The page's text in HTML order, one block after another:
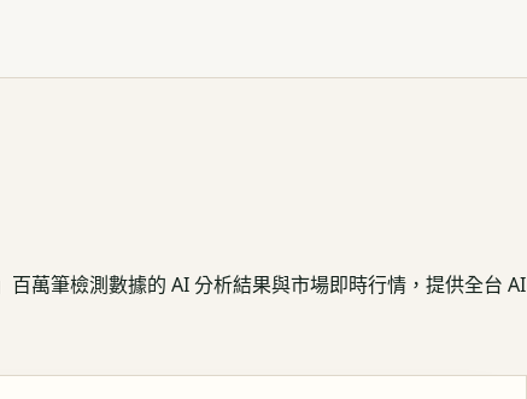
萬筆檢測數據的 AI 分析結果與市場即時行情，提供全台 AI